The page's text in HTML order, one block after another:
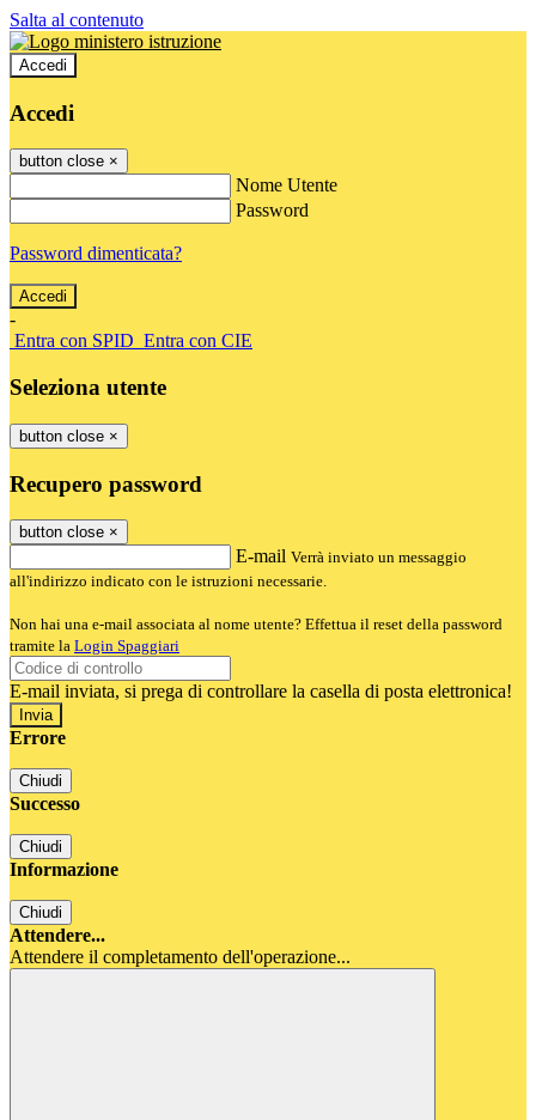
Salta al contenuto
Accedi
Accedi
button close ×
Nome Utente
Password
Password dimenticata?
-
Entra con SPID Entra con CIE
Seleziona utente
button close ×
Recupero password
button close ×
E-mail Verrà inviato un messaggio
all'indirizzo indicato con le istruzioni necessarie.
Non hai una e-mail associata al nome utente? Effettua il reset della password
tramite la Login Spaggiari
E-mail inviata, si prega di controllare la casella di posta elettronica!
Errore
Chiudi
Successo
Chiudi
Informazione
Chiudi
Attendere...
Attendere il completamento dell'operazione...